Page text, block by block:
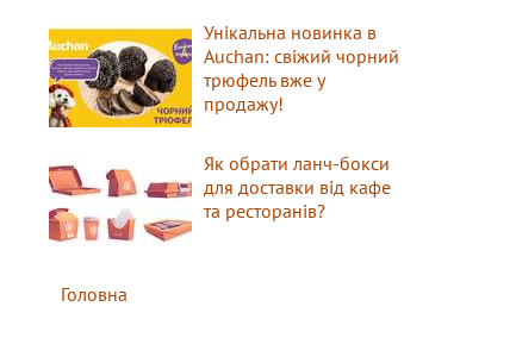
Унікальна новинка в
Auchan: свіжий чорний
трюфель вже у
продажу!
Як обрати ланч-бокси
для доставки від кафе
та ресторанів?
Головна